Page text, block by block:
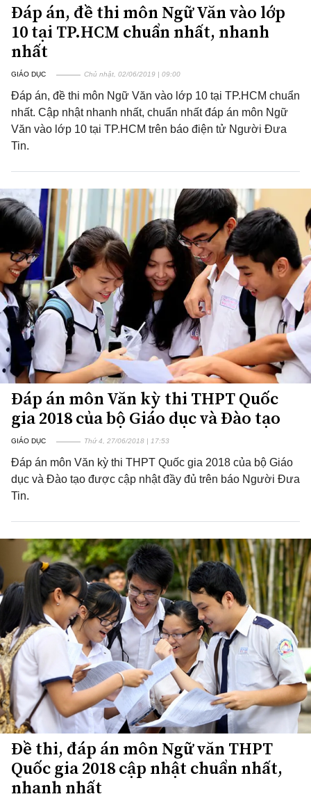
Đáp án, đề thi môn Ngữ Văn vào lớp
10 tại TP.HCM chuẩn nhất, nhanh
nhất
GIÁO DỤC Chủ nhật, 02/06/2019 | 09:00
Đáp án, đề thi môn Ngữ Văn vào lớp 10 tại TP.HCM chuẩn
nhất. Cập nhật nhanh nhất, chuẩn nhất đáp án môn Ngữ
Văn vào lớp 10 tại TP.HCM trên báo điện tử Người Đưa
Tin.
Đáp án môn Văn kỳ thi THPT Quốc
gia 2018 của bộ Giáo dục và Đào tạo
GIÁO DỤC Thứ 4, 27/06/2018 | 17:53
Đáp án môn Văn kỳ thi THPT Quốc gia 2018 của bộ Giáo
dục và Đào tạo được cập nhật đầy đủ trên báo Người Đưa
Tin.
Đề thi, đáp án môn Ngữ văn THPT
Quốc gia 2018 cập nhật chuẩn nhất,
nhanh nhất